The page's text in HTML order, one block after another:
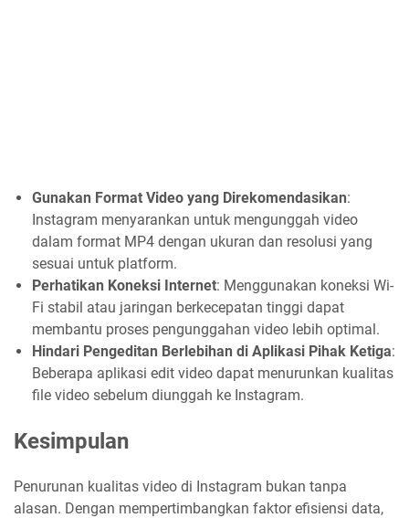
Gunakan Format Video yang Direkomendasikan:
Instagram menyarankan untuk mengunggah video
dalam format MP4 dengan ukuran dan resolusi yang
sesuai untuk platform.
Perhatikan Koneksi Internet: Menggunakan koneksi Wi-
Fi stabil atau jaringan berkecepatan tinggi dapat
membantu proses pengunggahan video lebih optimal.
Hindari Pengeditan Berlebihan di Aplikasi Pihak Ketiga:
Beberapa aplikasi edit video dapat menurunkan kualitas
file video sebelum diunggah ke Instagram.
Kesimpulan
Penurunan kualitas video di Instagram bukan tanpa
alasan. Dengan mempertimbangkan faktor efisiensi data,